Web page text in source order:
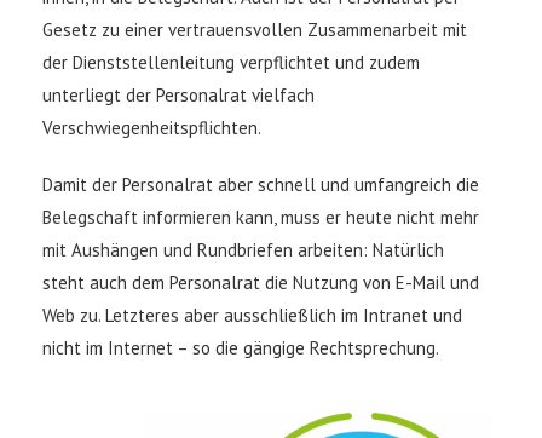
Gesetz zu einer vertrauensvollen Zusammenarbeit mit
der Dienststellenleitung verpflichtet und zudem
unterliegt der Personalrat vielfach
Verschwiegenheitspflichten.
Damit der Personalrat aber schnell und umfangreich die
Belegschaft informieren kann, muss er heute nicht mehr
mit Aushängen und Rundbriefen arbeiten: Natürlich
steht auch dem Personalrat die Nutzung von E-Mail und
Web zu. Letzteres aber ausschließlich im Intranet und
nicht im Internet – so die gängige Rechtsprechung.